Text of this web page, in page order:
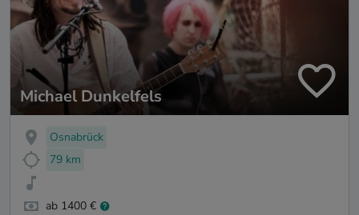
Michael Dunkelfels
Osnabrück
79 km
ab 1400 €